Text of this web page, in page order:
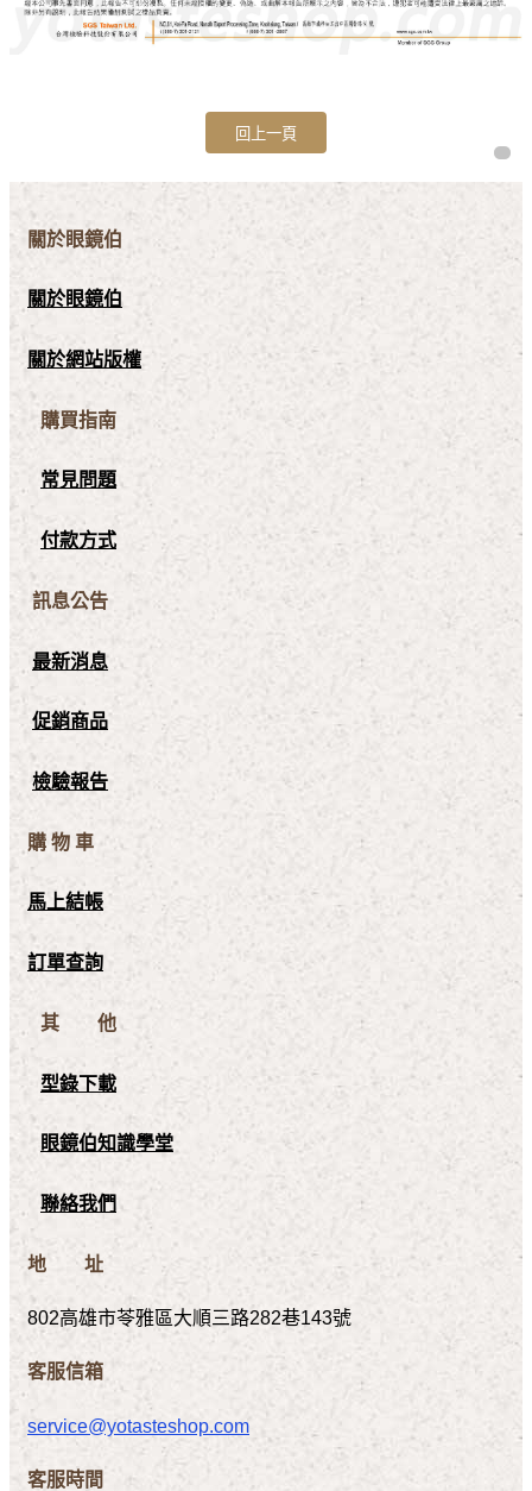
關於眼鏡伯
關於眼鏡伯
關於網站版權
購買指南
常見問題
付款方式
訊息公告
最新消息
促銷商品
檢驗報告
購 物 車
馬上結帳
訂單查詢
其 他
型錄下載
眼鏡伯知識學堂
聯絡我們
地 址
802高雄市苓雅區大順三路282巷143號
客服信箱
service@yotasteshop.com
客服時間